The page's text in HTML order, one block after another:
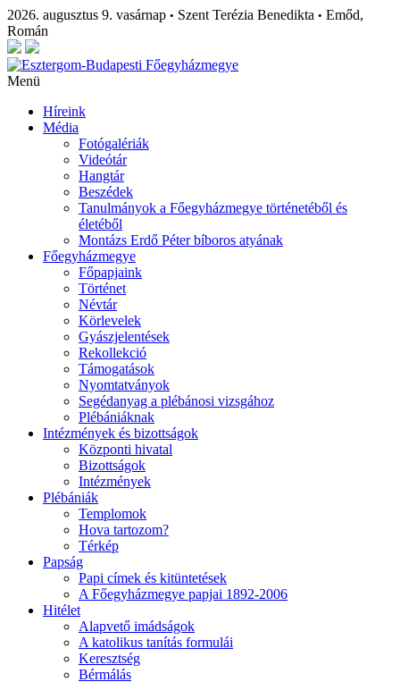
2026. augusztus 9. vasárnap • Szent Terézia Benedikta • Emőd,
Román
Menü
Híreink
Média
Fotógalériák
Videótár
Hangtár
Beszédek
Tanulmányok a Főegyházmegye történetéből és
életéből
Montázs Erdő Péter bíboros atyának
Főegyházmegye
Főpapjaink
Történet
Névtár
Körlevelek
Gyászjelentések
Rekollekció
Támogatások
Nyomtatványok
Segédanyag a plébánosi vizsgához
Plébániáknak
Intézmények és bizottságok
Központi hivatal
Bizottságok
Intézmények
Plébániák
Templomok
Hova tartozom?
Térkép
Papság
Papi címek és kitüntetések
A Főegyházmegye papjai 1892-2006
Hitélet
Alapvető imádságok
A katolikus tanítás formulái
Keresztség
Bérmálás